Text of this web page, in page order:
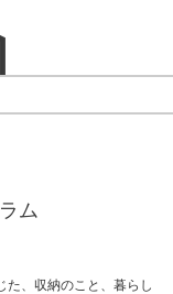
ム
た、収納のこと、暮らし